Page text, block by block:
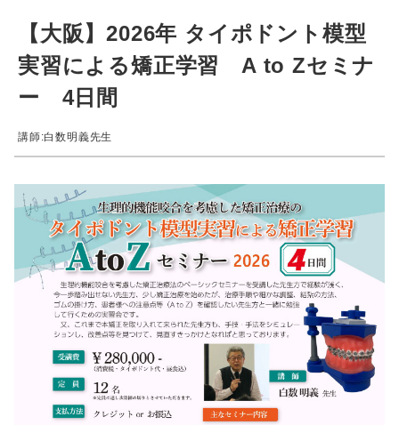
【大阪】2026年 タイポドント模型
実習による矯正学習 A to Zセミナ
ー 4日間
講師:白数明義先生